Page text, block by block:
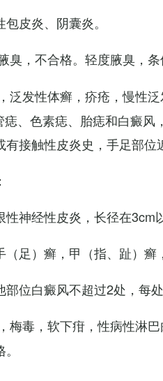
包皮炎、阴囊炎。
臭，不合格。轻度腋臭，条
泛发性体癣，疥疮，慢性
、色素痣、胎痣和白癜风
接触性皮炎史，手足部位
性神经性皮炎，长径在3cm
（足）癣，甲（指、趾）癣
部位白癜风不超过2处，每
梅毒，软下疳，性病性淋